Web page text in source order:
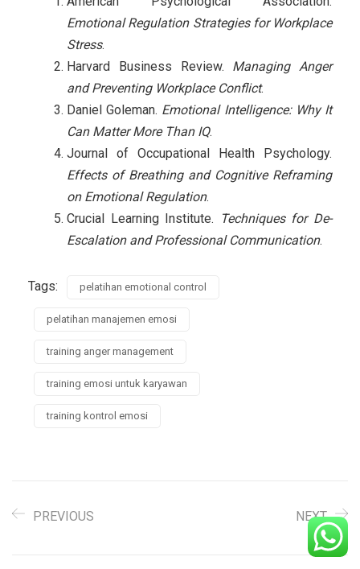
Emotional Regulation Strategies for Workplace
Stress.
Harvard Business Review. Managing Anger
and Preventing Workplace Conflict.
Daniel Goleman. Emotional Intelligence: Why It
Can Matter More Than IQ.
Journal of Occupational Health Psychology.
Effects of Breathing and Cognitive Reframing
on Emotional Regulation.
Crucial Learning Institute.
Techniques for De-
Escalation and Professional Communication.
Tags: pelatihan emotional control
pelatihan manajemen emosi
training anger management
training emosi untuk karyawan
training kontrol emosi
PREVIOUS NEXT